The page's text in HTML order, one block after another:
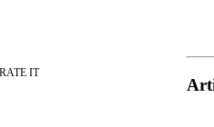
RATE IT